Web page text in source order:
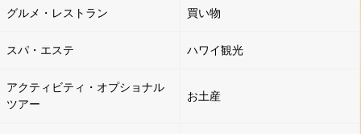
グルメ・レストラン 買い物
スパ・エステ ハワイ観光
アクティビティ・オプショナル
ツアー
お土産